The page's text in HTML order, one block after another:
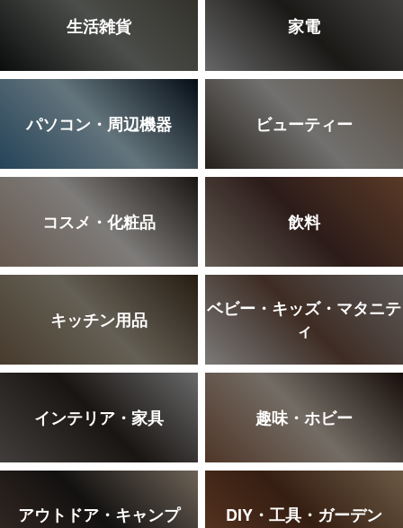
生活雑貨 家電
パソコン・周辺機器 ビューティー
コスメ・化粧品 飲料
キッチン用品
ベビー・キッズ・マタニテ
ィ
インテリア・家具 趣味・ホビー
アウトドア・キャンプ DIY・工具・ガーデン